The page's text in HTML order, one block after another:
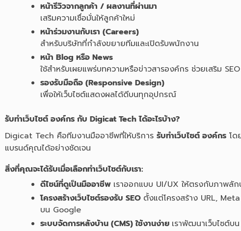
หน้ารีวิวจากลูกค้า / ผลงานที่ผ่านมา
เสริมความเชื่อมั่นให้ลูกค้าใหม่
หน้าร่วมงานกับเรา (Careers)
สำหรับบริษัทที่กำลังขยายทีมและเปิดรับพนักงาน
หน้า Blog หรือ News
ใช้สำหรับเผยแพร่บทความหรือข่าวสารองค์กร ช่วยเสริม SEO
รองรับมือถือ (Responsive Design)
เพื่อให้เว็บไซต์แสดงผลได้ดีบนทุกอุปกรณ์
รับทําเว็บไซต์ องค์กร กับ Digicat Tech ได้อะไรบ้าง?
Digicat Tech คือทีมงานมืออาชีพที่ให้บริการ รับทําเว็บไซต์ องค์กร โด
แบรนด์คุณได้อย่างชัดเจน
สิ่งที่คุณจะได้รับเมื่อเลือกทำเว็บไซต์กับเรา:
ดีไซน์ที่ดูเป็นมืออาชีพ เราออกแบบ UI/UX ให้ตรงกับภาพลั
โครงสร้างเว็บไซต์รองรับ SEO ตั้งแต่โครงสร้าง URL,
บน Google
ระบบจัดการหลังบ้าน (CMS) ใช้งานง่าย เราพัฒนาเว็บไซต์บ